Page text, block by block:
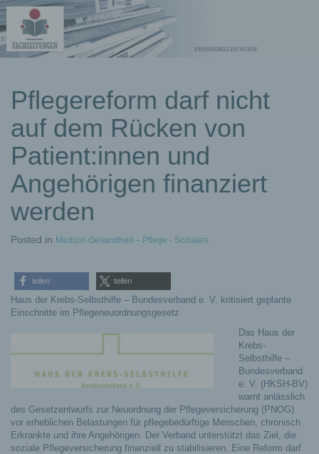
Pressemeldungen
Pflegereform darf nicht
auf dem Rücken von
Patient:innen und
Angehörigen finanziert
werden
Posted in Medizin Gesundheit – Pflege - Soziales
teilen teilen
Haus der Krebs-Selbsthilfe – Bundesverband e. V. kritisiert geplante
Einschnitte im Pflegeneuordnungsgesetz
Das Haus der
Krebs-
Selbsthilfe –
Bundesverband
e. V. (HKSH-BV)
warnt anlässlich
des Gesetzentwurfs zur Neuordnung der Pflegeversicherung (PNOG)
vor erheblichen Belastungen für pflegebedürftige Menschen, chronisch
Erkrankte und ihre Angehörigen. Der Verband unterstützt das Ziel, die
soziale Pflegeversicherung finanziell zu stabilisieren. Eine Reform darf